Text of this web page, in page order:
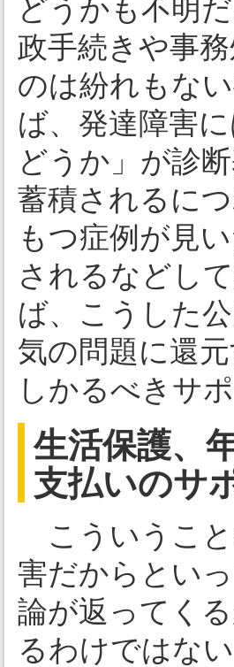
どうかも不明
政手続きや事
のは紛れもな
ば、発達障害
どうか」が診
蓄積されるに
もつ症例が見
されるなどし
ば、こうした
気の問題に還
しかるべきサ
生活保護、
支払いのサ
こういうこと
害だからとい
論が返ってく
るわけではな